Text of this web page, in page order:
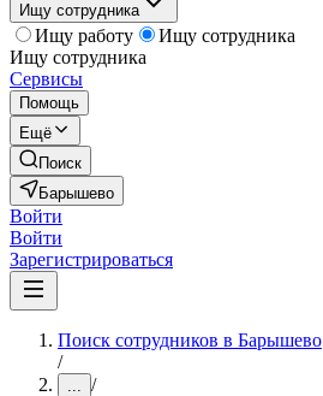
Ищу сотрудника
Ищу работу
Ищу сотрудника
Ищу сотрудника
Сервисы
Помощь
Ещё
Поиск
Барышево
Войти
Войти
Зарегистрироваться
Поиск сотрудников в Барышево
/
... /